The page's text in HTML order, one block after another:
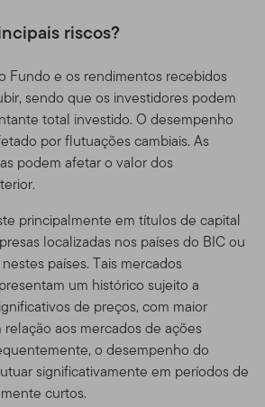
riscos?
Fundo e os rendimentos recebidos
sendo que os investidores podem
total investido. O desempenho
por flutuações cambiais. As
podem afetar o valor dos
principalmente em títulos de capital
localizadas nos países do BIC ou
países. Tais mercados
um histórico sujeito a
de preços, com maior
aos mercados de ações
o desempenho do
significativamente em períodos de
curtos.